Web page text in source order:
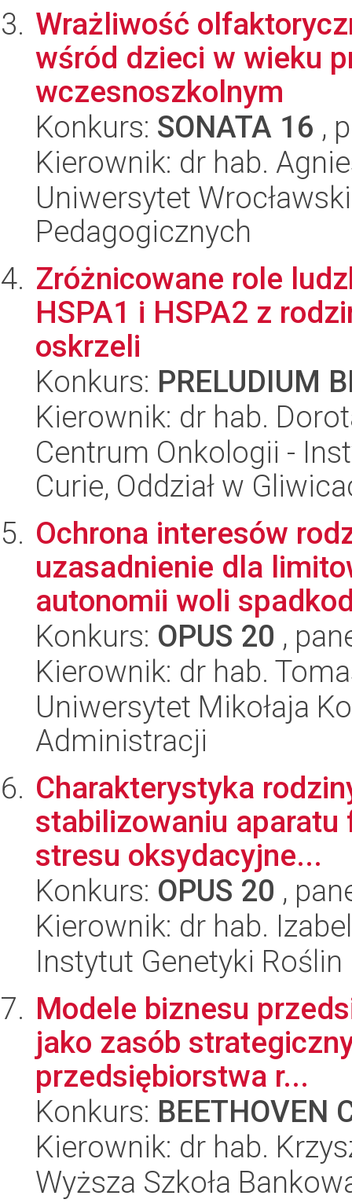
Wrażliwość
wśród dzieci w wieku
wczesnoszkolnym
Konkurs: SONATA 16 ,
Kierownik: dr hab.
Uniwersytet
Pedagogicznych
Zróżnicowane role
HSPA1 i HSPA2 z
oskrzeli
Konkurs: PRELUDIUM
Kierownik: dr hab.
Centrum Onkologii -
Curie, Oddział w
Ochrona interesów
uzasadnienie dla
autonomii woli
Konkurs: OPUS 20 ,
Kierownik: dr hab.
Uniwersytet Mikołaja
Administracji
Charakterystyka
stabilizowaniu
stresu oksydacyjne...
Konkurs: OPUS 20 ,
Kierownik: dr hab.
Instytut Genetyki Roślin
Modele biznesu
jako zasób
przedsiębiorstwa r...
Konkurs: BEETHOVEN
Kierownik: dr hab.
Wyższa Szkoła